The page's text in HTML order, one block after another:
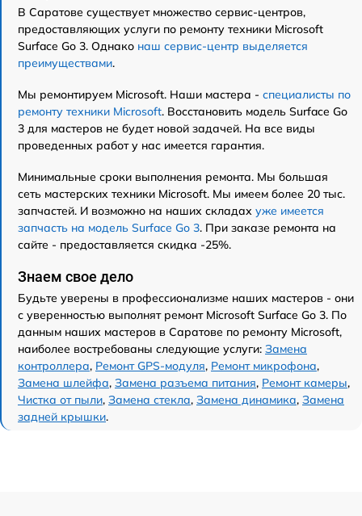
В Саратове существует множество сервис-центров,
предоставляющих услуги по ремонту техники Microsoft
Surface Go 3. Однако наш сервис-центр выделяется
преимуществами.
Мы ремонтируем Microsoft. Наши мастера - специалисты по
ремонту техники Microsoft. Восстановить модель Surface Go
3 для мастеров не будет новой задачей. На все виды
проведенных работ у нас имеется гарантия.
Минимальные сроки выполнения ремонта. Мы большая
сеть мастерских техники Microsoft. Мы имеем более 20 тыс.
запчастей. И возможно на наших складах уже имеется
запчасть на модель Surface Go 3. При заказе ремонта на
сайте - предоставляется скидка -25%.
Знаем свое дело
Будьте уверены в профессионализме наших мастеров - они
с уверенностью выполнят ремонт Microsoft Surface Go 3. По
данным наших мастеров в Саратове по ремонту Microsoft,
наиболее востребованы следующие услуги: Замена
контроллера, Ремонт GPS-модуля, Ремонт микрофона,
Замена шлейфа, Замена разъема питания, Ремонт камеры,
Чистка от пыли, Замена стекла, Замена динамика, Замена
задней крышки.